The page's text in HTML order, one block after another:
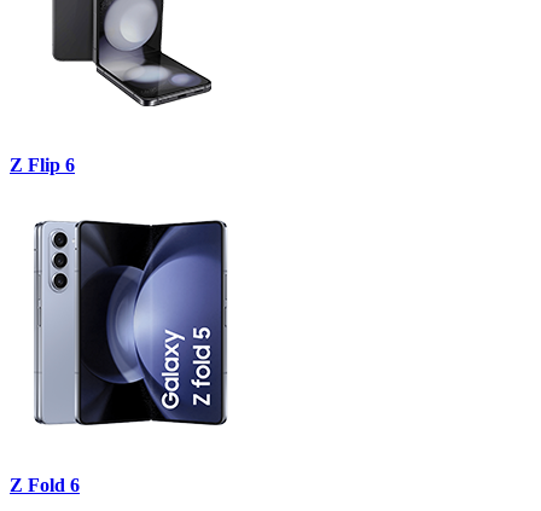
Z Flip 6
Z Fold 6